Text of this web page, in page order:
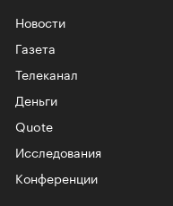
Новости
Газета
Телеканал
Деньги
Quote
Исследования
Конференции